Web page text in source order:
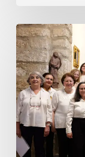
La
voz
que
une:
nace
la
Coral